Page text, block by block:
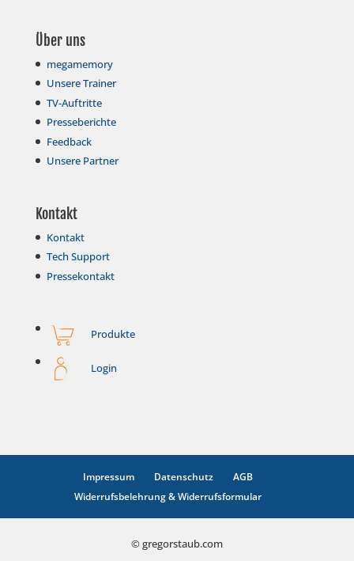
Über uns
megamemory
Unsere Trainer
TV-Auftritte
Presseberichte
Feedback
Unsere Partner
Kontakt
Kontakt
Tech Support
Pressekontakt
Produkte
Login
Impressum Datenschutz
AGB
Widerrufsbelehrung & Widerrufsformular
© gregorstaub.com